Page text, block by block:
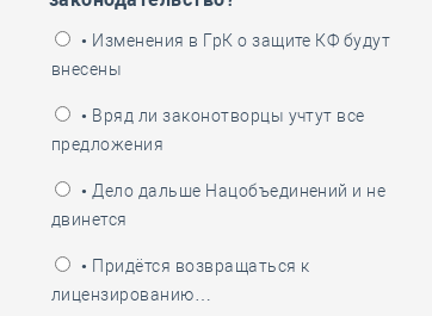
• Изменения в ГрК о защите КФ будут
внесены
• Вряд ли законотворцы учтут все
предложения
• Дело дальше Нацобъединений и не
двинется
• Придётся возвращаться к
лицензированию…